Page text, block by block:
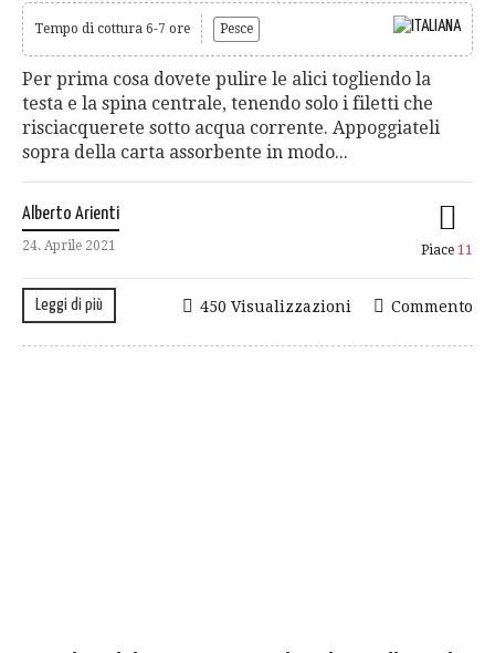
Tempo di cottura 6-7 ore Pesce
Per prima cosa dovete pulire le alici togliendo la
testa e la spina centrale, tenendo solo i filetti che
risciacquerete sotto acqua corrente. Appoggiateli
sopra della carta assorbente in modo...
Alberto Arienti
24. Aprile 2021 Piace 11
Leggi di più Commento
450 Visualizzazioni